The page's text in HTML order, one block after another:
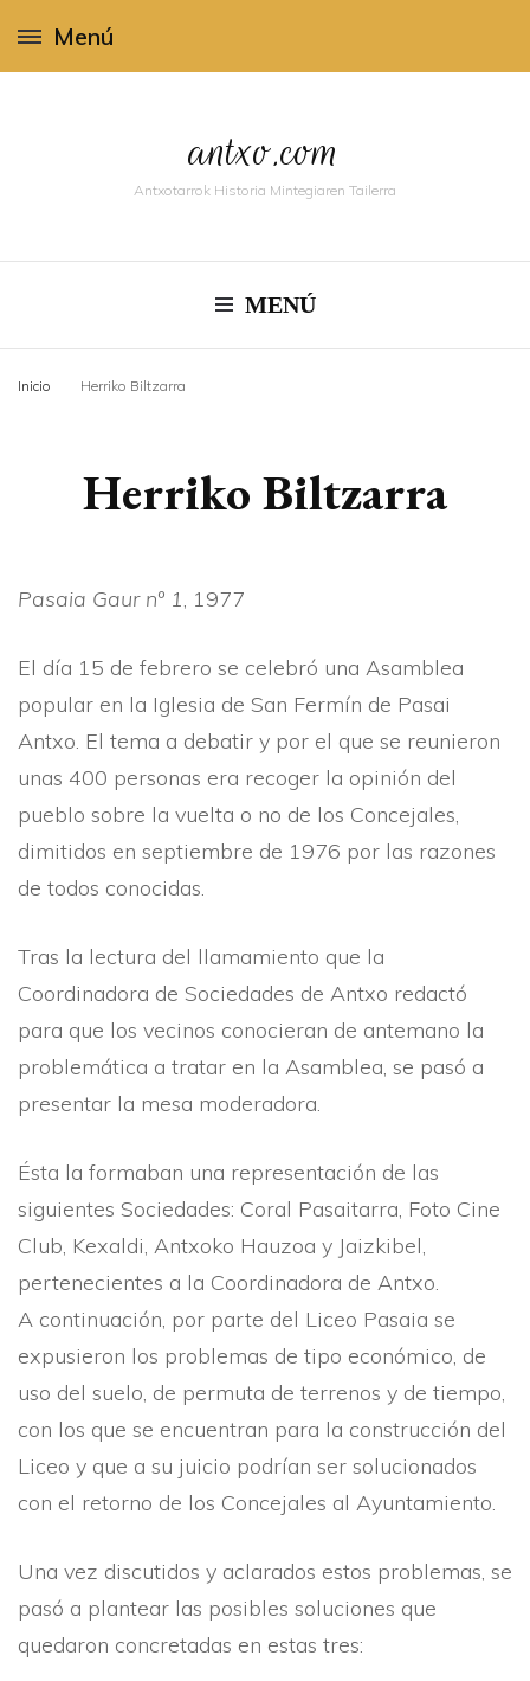
Menú
antxo.com
Antxotarrok Historia Mintegiaren Tailerra
MENÚ
Inicio Herriko Biltzarra
Herriko Biltzarra
Pasaia Gaur nº 1, 1977
El dí­a 15 de febrero se celebró una Asamblea
popular en la Iglesia de San Fermí­n de Pasai
Antxo. El tema a debatir y por el que se reunieron
unas 400 personas era recoger la opinión del
pueblo sobre la vuelta o no de los Concejales,
dimitidos en septiembre de 1976 por las razones
de todos conocidas.
Tras la lectura del llamamiento que la
Coordinadora de Sociedades de Antxo redactó
para que los vecinos conocieran de antemano la
problemática a tratar en la Asamblea, se pasó a
presentar la mesa moderadora.
Ésta la formaban una representación de las
siguientes Sociedades: Coral Pasaitarra, Foto Cine
Club, Kexaldi, Antxoko Hauzoa y Jaizkibel,
pertenecientes a la Coordinadora de Antxo.
A continuación, por parte del Liceo Pasaia se
expusieron los problemas de tipo económico, de
uso del suelo, de permuta de terrenos y de tiempo,
con los que se encuentran para la construcción del
Liceo y que a su juicio podrí­an ser solucionados
con el retorno de los Concejales al Ayuntamiento.
Una vez discutidos y aclarados estos problemas, se
pasó a plantear las posibles soluciones que
quedaron concretadas en estas tres: